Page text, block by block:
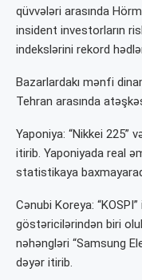
qüvvələri arasında
insident investorların
indekslərini rekord
Bazarlardakı mənfi
Tehran arasında
Yaponiya: “Nikkei 225”
itirib. Yaponiyada real
statistikaya
Cənubi Koreya:
göstəricilərindən biri
nəhəngləri “Samsung
dəyər itirib.